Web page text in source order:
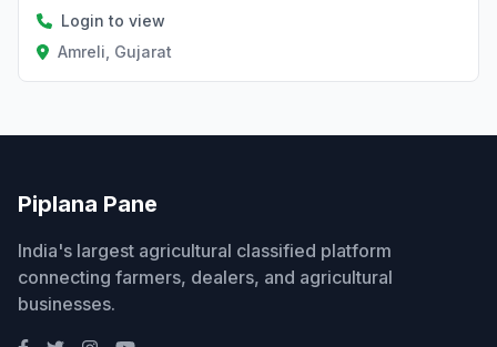
Login to view
Amreli, Gujarat
Piplana Pane
India's largest agricultural classified platform
connecting farmers, dealers, and agricultural
businesses.